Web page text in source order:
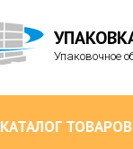
Упаковочное
КАТАЛОГ ТОВАРОВ